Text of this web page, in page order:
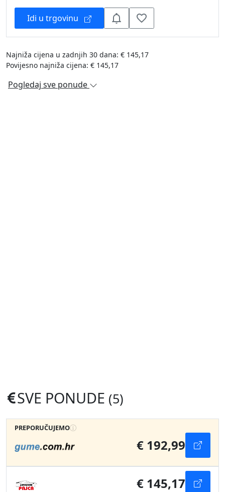
Idi u trgovinu
Najniža cijena u zadnjih 30 dana: € 145,17
Povijesno najniža cijena: € 145,17
Pogledaj sve ponude
SVE PONUDE (5)
PREPORUČUJEMO
€ 192,99
€ 145,17